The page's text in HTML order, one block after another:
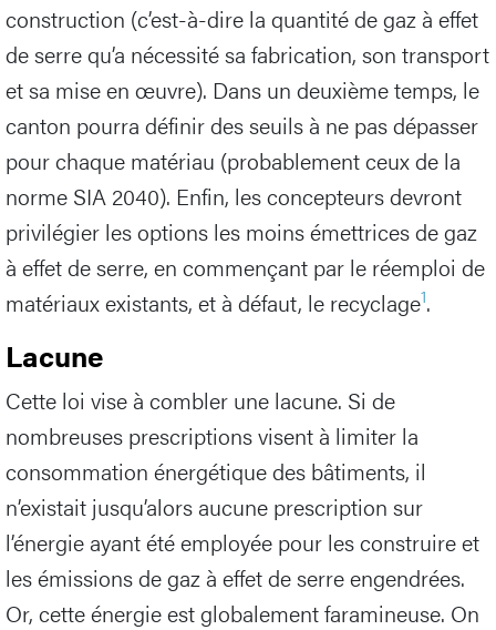
construction (c’est-à-dire la quantité de gaz à effet
de serre qu’a nécessité sa fabrication, son transport
et sa mise en œuvre). Dans un deuxième temps, le
canton pourra définir des seuils à ne pas dépasser
pour chaque matériau (probablement ceux de la
norme SIA 2040). Enfin, les concepteurs devront
privilégier les options les moins émettrices de gaz
à effet de serre, en commençant par le réemploi de
matériaux existants, et à défaut, le recyclage1.
Lacune
Cette loi vise à combler une lacune. Si de
nombreuses prescriptions visent à limiter la
consommation énergétique des bâtiments, il
n’existait jusqu’alors aucune prescription sur
l’énergie ayant été employée pour les construire et
les émissions de gaz à effet de serre engendrées.
Or, cette énergie est globalement faramineuse. On